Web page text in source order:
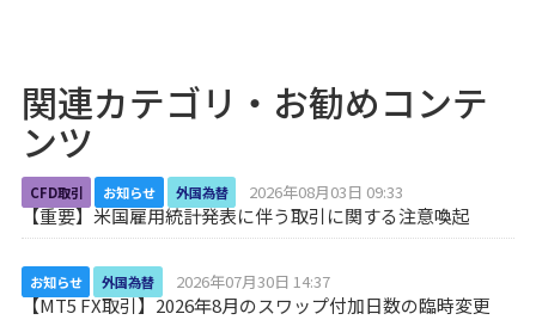
関連カテゴリ・お勧めコンテ
ンツ
CFD取引 お知らせ 外国為替 2026年08月03日 09:33
【重要】米国雇用統計発表に伴う取引に関する注意喚起
お知らせ 外国為替 2026年07月30日 14:37
【MT5 FX取引】2026年8月のスワップ付加日数の臨時変更